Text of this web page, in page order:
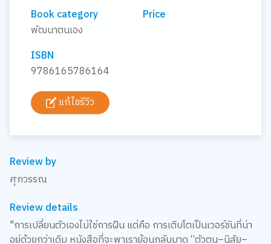
Book category
พัฒนาตนเอง
Price
ISBN
9786165786164
แก้ไขรีวิว
Review by
ศุภวรรณ
Review details
"การเปลี่ยนตัวเองไม่ใช่การฝืน แต่คือ การเติบโตเป็นเวอร์ชันที่น่า
อยู่ด้วยกว่าเดิม หนังสือที่จะพาเราย้อนกลับมาดู “ตัวตน–นิสัย–